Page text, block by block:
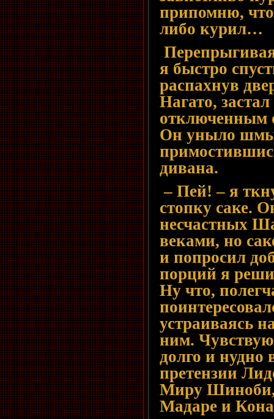
припомню,
либо курил…
я быстро
распахнув
Нагато,
отключенным
Он уныло
дивана.
– Пей! – я
стопку саке.
несчастных
веками, но
и попросил
порций я
Ну что,
устраиваясь
ним.
долго и нудно
претензии
Миру
Мадаре и